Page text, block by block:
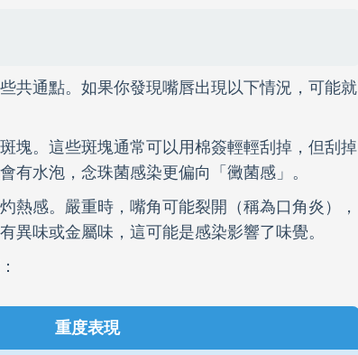
共通點。如果你發現嘴唇出現以下情況，可能就
塊。這些斑塊通常可以用棉簽輕輕刮掉，但刮掉
有水泡，念珠菌感染更偏向「黴菌感」。
熱感。嚴重時，嘴角可能裂開（稱為口角炎），
異味或金屬味，這可能是感染影響了味覺。
重度表現